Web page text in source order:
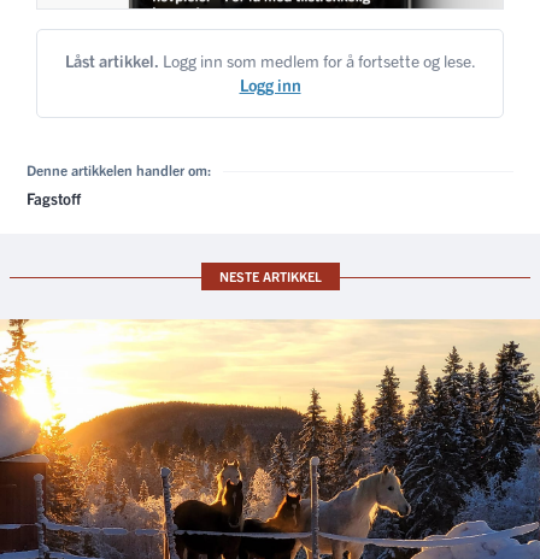
Låst artikkel. Logg inn som medlem for å fortsette og lese.
Logg inn
Denne artikkelen handler om:
Fagstoff
NESTE ARTIKKEL